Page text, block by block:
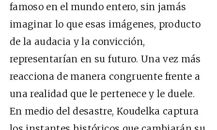
famoso en el mundo entero, sin jamás
imaginar lo que esas imágenes, producto
de la audacia y la convicción,
representarían en su futuro. Una vez más
reacciona de manera congruente frente a
una realidad que le pertenece y le duele.
En medio del desastre, Koudelka captura